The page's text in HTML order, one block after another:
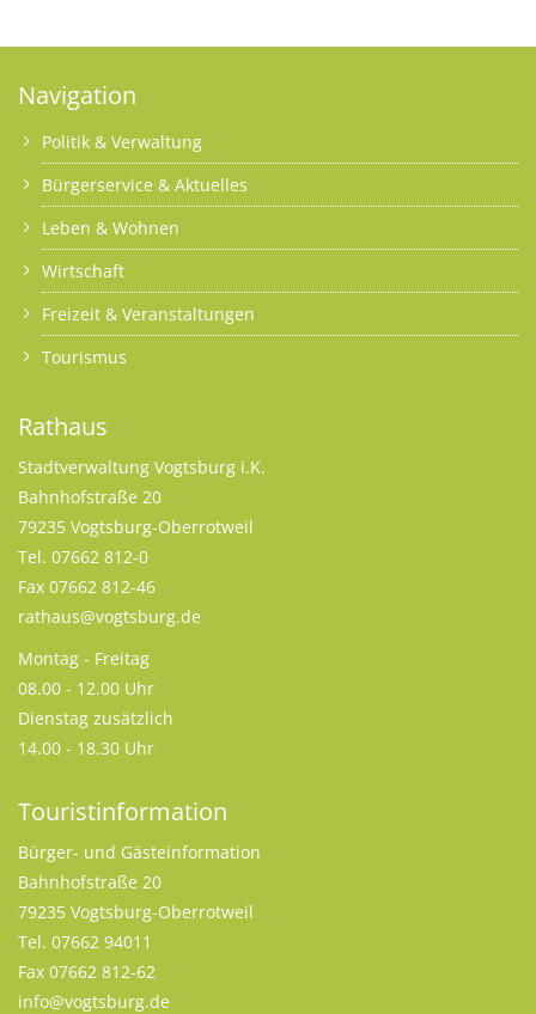
Navigation
Politik & Verwaltung
Bürgerservice & Aktuelles
Leben & Wohnen
Wirtschaft
Freizeit & Veranstaltungen
Tourismus
Rathaus
Stadtverwaltung Vogtsburg i.K.
Bahnhofstraße 20
79235 Vogtsburg-Oberrotweil
Tel. 07662 812-0
Fax 07662 812-46
rathaus@vogtsburg.de
Montag - Freitag
08.00 - 12.00 Uhr
Dienstag zusätzlich
14.00 - 18.30 Uhr
Touristinformation
Bürger- und Gästeinformation
Bahnhofstraße 20
79235 Vogtsburg-Oberrotweil
Tel. 07662 94011
Fax 07662 812-62
info@vogtsburg.de